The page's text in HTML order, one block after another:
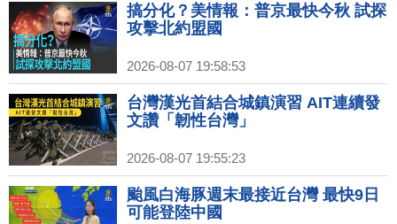
搞分化？美情報：普京最快今秋 試探
攻擊北約盟國
2026-08-07 19:58:53
台灣漢光首結合城鎮演習 AIT連續發
文讚「韌性台灣」
2026-08-07 19:55:23
颱風白海豚週末最接近台灣 最快9日
可能登陸中國